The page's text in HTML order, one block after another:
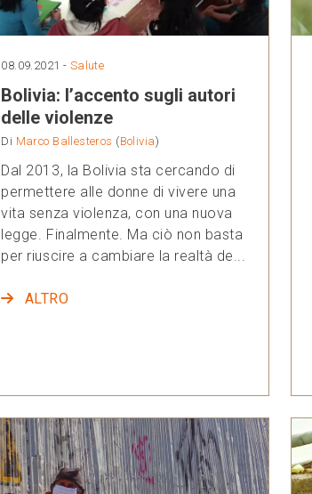
08.09.2021 - Salute
Bolivia: l’accento sugli autori
delle violenze
Di Marco Ballesteros (Bolivia)
Dal 2013, la Bolivia sta cercando di
permettere alle donne di vivere una
vita senza violenza, con una nuova
legge. Finalmente. Ma ciò non basta
per riuscire a cambiare la realtà de...
ALTRO